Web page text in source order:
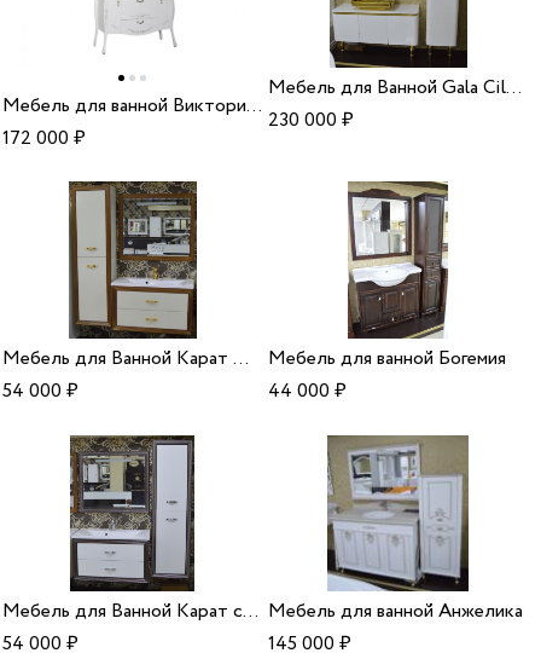
Мебель для ванной Виктория белый глянец золото
172 000₽
Мебель для Ванной Gala Cilasic/Vitra
230 000₽
Мебель для Ванной Карат Opadiris золото
54 000₽
Мебель для ванной Богемия
44 000₽
Мебель для Ванной Карат серебрянный/раковина прима
54 000₽
Мебель для ванной Анжелика
145 000₽